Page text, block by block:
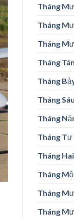
Tháng
Tháng
Tháng
Tháng
Tháng
Tháng
Tháng
Tháng Tư
Tháng
Tháng
Tháng
Tháng